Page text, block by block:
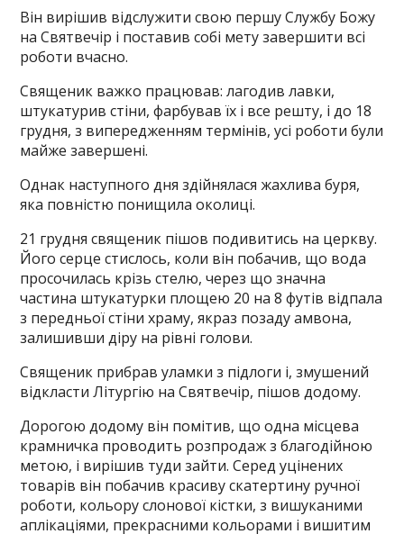
Він вирішив відслужити свою першу Службу Божу
на Святвечір і поставив собі мету завершити всі
роботи вчасно.
Священик важко працював: лагодив лавки,
штукатурив стіни, фарбував їх і все решту, і до 18
грудня, з випередженням термінів, усі роботи були
майже завершені.
Однак наступного дня здійнялася жахлива буря,
яка повністю понищила околиці.
21 грудня священик пішов подивитись на церкву.
Його серце стислось, коли він побачив, що вода
просочилась крізь стелю, через що значна
частина штукатурки площею 20 на 8 футів відпала
з передньої стіни храму, якраз позаду амвона,
залишивши діру на рівні голови.
Священик прибрав уламки з підлоги і, змушений
відкласти Літургію на Святвечір, пішов додому.
Дорогою додому він помітив, що одна місцева
крамничка проводить розпродаж з благодійною
метою, і вирішив туди зайти. Серед уцінених
товарів він побачив красиву скатертину ручної
роботи, кольору слонової кістки, з вишуканими
аплікаціями, прекрасними кольорами і вишитим